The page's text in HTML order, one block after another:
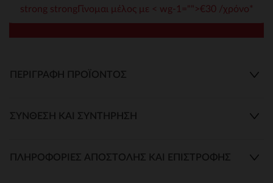
strong strongΓίνομαι μέλος με < wg-1="">€30 /χρόνο*
ΠΕΡΙΓΡΑΦΉ ΠΡΟΪΌΝΤΟΣ
ΣΎΝΘΕΣΗ ΚΑΙ ΣΥΝΤΉΡΗΣΗ
ΠΛΗΡΟΦΟΡΊΕΣ ΑΠΟΣΤΟΛΉΣ ΚΑΙ ΕΠΙΣΤΡΟΦΉΣ